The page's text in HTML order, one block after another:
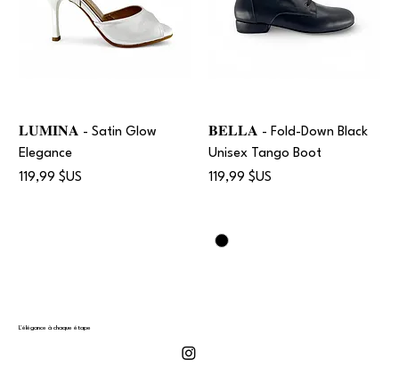
𝐋𝐔𝐌𝐈𝐍𝐀 - Satin Glow
Elegance
Prix
119,99 $US
𝐁𝐄𝐋𝐋𝐀 - Fold-Down Black
Unisex Tango Boot
Prix
119,99 $US
L'élégance à chaque étape